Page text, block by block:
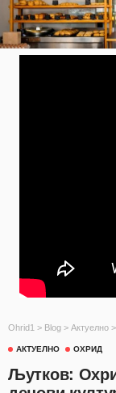
Ohrid1 > Blog > Актуелно >
АКТУЕЛНО ОХРИД
Љутков: